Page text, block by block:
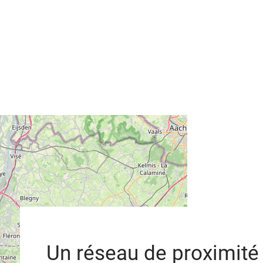
Un réseau de proximité